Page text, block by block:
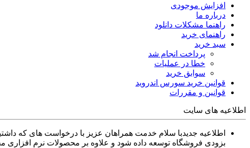
افزایش موجودی
درباره ما
راهنما مشکلات دانلود
راهنمای خرید
سبد خرید
پرداخت انجام شد
خطا در عملیات
سوابق خرید
قوانین خرید سورس اندروید
قوانین و مقررات
اطلاعیه های سایت
اطلاعیه جدید
بزودی فروشگاه توسعه داده شود و علاوه بر محصولات نرم افزاری